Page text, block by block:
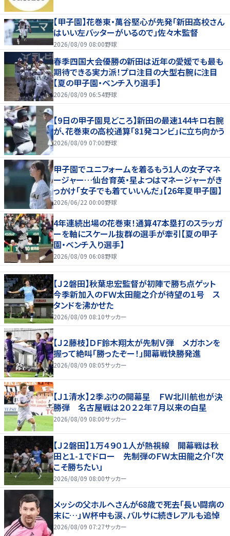
【甲子園】花巻東・萬谷堅心が先発「新田高校さん
はいい左バッターがいるので」佐々木監督
2026/08/09 08:00野球
春季四国大会優勝の新田は近年の愛媛でも最も
期待できる実力派！プロ注目の大型右腕に注目
【夏の甲子園・ベンチ入り選手】
2026/08/09 06:54野球
【9日の甲子園見どころ】新田の最速144キロ右腕
が、花巻東の高校通算「81発コンビ」に立ち向かう
2026/08/09 07:00野球
甲子園でユニフォームを着るもう1人の女子マネ
ージャー…仙台育英・星よつはマネージャーがき
っかけ「女子でも着ていいんだ」【26年夏甲子園】
2026/06/22 00:00野球
4年連続出場の花巻東！通算47本塁打のスラッガ
ーを軸にスケール抜群の選手が牽引【夏の甲子
園・ベンチ入り選手】
2026/08/09 06:08野球
【Ｊ２磐田】秋葉忠宏監督が初陣で勝ち点ゲット
今季新加入のＦＷ太田龍之介が待望の１号 ス
タンドを沸かせた
2026/08/09 08:10サッカー
【Ｊ２藤枝】ＤＦ鈴木翔太が先制Ｖ弾 メガホンを
握って絶叫「勝ったぞー！」開幕戦快勝発進
2026/08/09 08:05サッカー
【Ｊ１清水】２季ぶりの開幕星 ＦＷ北川航也が決
勝弾 名古屋戦は２０２２年７月以来の白星
2026/08/09 08:00サッカー
【Ｊ２磐田】１万４９０１人が熱視線 開幕戦は秋
田と１-１でドロー 先制弾のＦＷ太田龍之介「次
こそ勝ちたい」
2026/08/09 08:00サッカー
メッシの父ホルヘさんが68歳で死去「長い闘病の
末に…」Ｗ杯中も涙、バルサに続きレアルも追悼
2026/08/09 07:27サッカー